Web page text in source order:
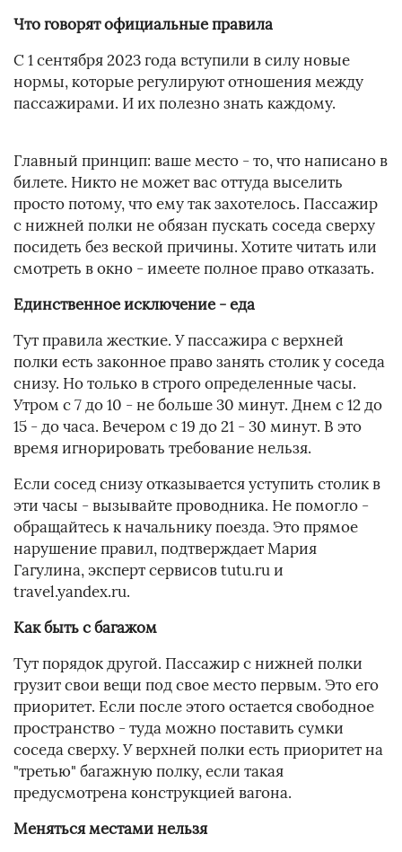
Что говорят официальные правила
С 1 сентября 2023 года вступили в силу новые
нормы, которые регулируют отношения между
пассажирами. И их полезно знать каждому.
Главный принцип: ваше место - то, что написано в
билете. Никто не может вас оттуда выселить
просто потому, что ему так захотелось. Пассажир
с нижней полки не обязан пускать соседа сверху
посидеть без веской причины. Хотите читать или
смотреть в окно - имеете полное право отказать.
Единственное исключение - еда
Тут правила жесткие. У пассажира с верхней
полки есть законное право занять столик у соседа
снизу. Но только в строго определенные часы.
Утром с 7 до 10 - не больше 30 минут. Днем с 12 до
15 - до часа. Вечером с 19 до 21 - 30 минут. В это
время игнорировать требование нельзя.
Если сосед снизу отказывается уступить столик в
эти часы - вызывайте проводника. Не помогло -
обращайтесь к начальнику поезда. Это прямое
нарушение правил, подтверждает Мария
Гагулина, эксперт сервисов tutu.ru и
travel.yandex.ru.
Как быть с багажом
Тут порядок другой. Пассажир с нижней полки
грузит свои вещи под свое место первым. Это его
приоритет. Если после этого остается свободное
пространство - туда можно поставить сумки
соседа сверху. У верхней полки есть приоритет на
"третью" багажную полку, если такая
предусмотрена конструкцией вагона.
Меняться местами нельзя